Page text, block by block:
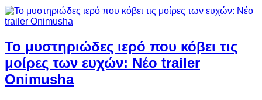
Το μυστηριώδες ιερό που κόβει τις
μοίρες των ευχών: Νέο trailer
Onimusha